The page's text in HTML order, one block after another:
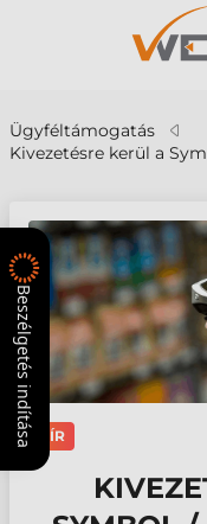
Ügyféltámogatás
Kivezetésre kerül a
HÍR
Beszélgetés indítása